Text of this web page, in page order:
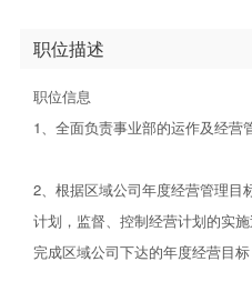
职位描述
职位信息
1、全面负责事业部的运作及经营
2、根据区域公司年度经营管理目
计划，监督、控制经营计划的实
完成区域公司下达的年度经营目标